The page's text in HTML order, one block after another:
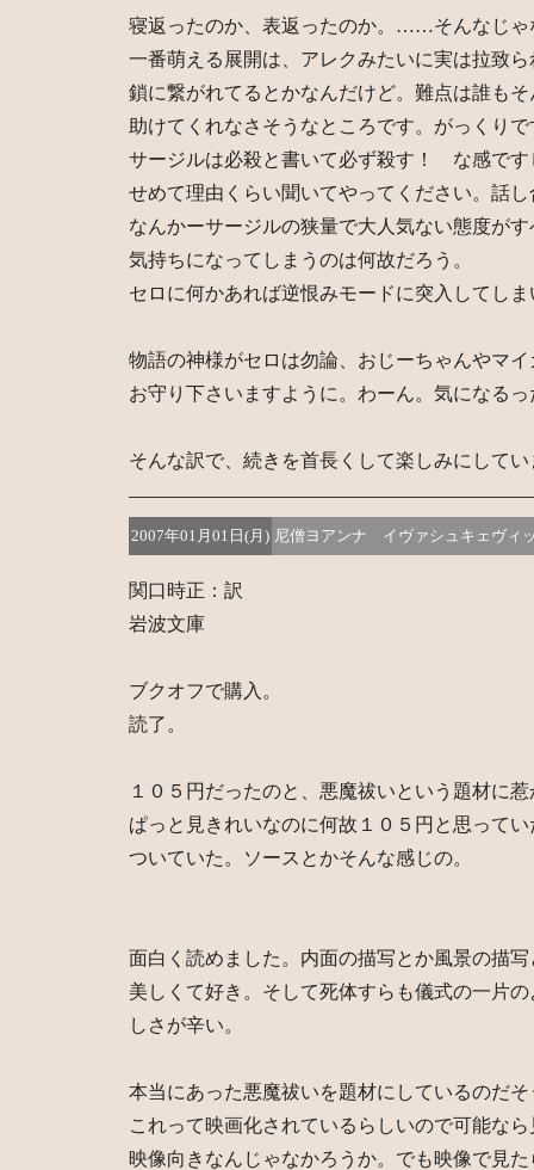
寝返ったのか、表返ったのか。……そんなじゃ
一番萌える展開は、アレクみたいに実は拉致
鎖に繋がれてるとかなんだけど。難点は誰も
助けてくれなさそうなところです。がっくりで
サージルは必殺と書いて必ず殺す！ な感です
せめて理由くらい聞いてやってください。話し
なんかーサージルの狭量で大人気ない態度が
気持ちになってしまうのは何故だろう。
セロに何かあれば逆恨みモードに突入してし
物語の神様がセロは勿論、おじーちゃんやマ
お守り下さいますように。わーん。気になるっ
そんな訳で、続きを首長くして楽しみにしてい
2007年01月01日(月) 尼僧ヨアンナ イヴァシュキェヴィ
関口時正：訳
岩波文庫
ブクオフで購入。
読了。
１０５円だったのと、悪魔祓いという題材に
ぱっと見きれいなのに何故１０５円と思って
ついていた。ソースとかそんな感じの。
面白く読めました。内面の描写とか風景の描
美しくて好き。そして死体すらも儀式の一片
しさが辛い。
本当にあった悪魔祓いを題材にしているのだ
これって映画化されているらしいので可能な
映像向きなんじゃなかろうか。でも映像で見